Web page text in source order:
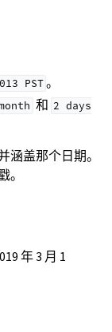
PST 。
和 2 days
盖那个日期。
年 3 月 1